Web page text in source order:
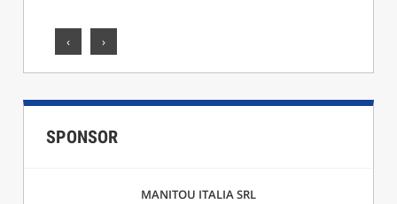
‹ ›
SPONSOR
F.LLI CICCARELLI SRL